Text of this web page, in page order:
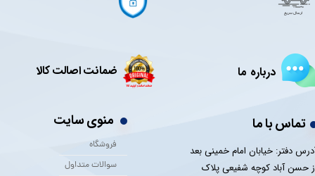
منوی سایت
فروشگاه
سوالات متداول
تماس با ما
دفتر: خیابان امام خمینی بعد
حسن آباد کوچه شفیعی پلاک
درباره ما ضمانت اصالت کالا